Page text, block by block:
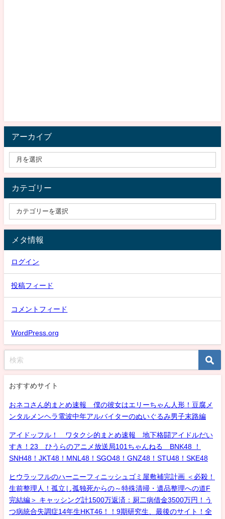
アーカイブ
カテゴリー
メタ情報
ログイン
投稿フィード
コメントフィード
WordPress.org
おすすめサイト
おネコさん的まとめ速報 僕の彼女はエリーちゃん人形！豆腐メ
ンタルメンヘラ電波中年アルバイターのぬいぐるみ男子末路編
アイドッフル！ ワタクシ的まとめ速報 地下格闘アイドルだい
すき！23 ひうらのアニメ放送局101ちゃんねる BNK48 ！
SNH48！JKT48！MNL48！SGO48！GNZ48！STU48！SKE48
ヒウラッフルのハーニーフィニッシュゴミ屋敷補完計画 ＜必殺！
生前整理人！孤立し孤独死からの～特殊清掃・遺品整理への道F
完結編＞ キャッシング計1500万返済：厨二病借金3500万円！う
つ病統合失調症14年生HKT46！！9期研究生、最後のサイト！全